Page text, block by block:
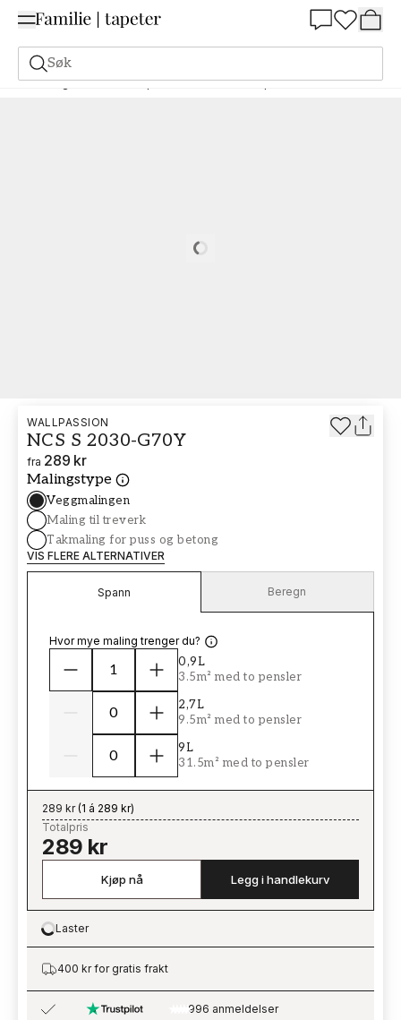
Søk
Maling Bestill basert på NCS Bestill basert på NCS 2030-G70Y
Loading…
WALLPASSION
NCS S 2030-G70Y
fra 289 kr
Malingstype
Veggmalingen
Maling til treverk
Takmaling for puss og betong
VIS FLERE ALTERNATIVER
Spann Beregn
Hvor mye maling trenger du?
0,9L
3.5m² med to pensler
2,7L
9.5m² med to pensler
9L
31.5m² med to pensler
289 kr(1 á 289 kr)
Totalpris
289 kr
Kjøp nå Legg i handlekurv
Loading…
Laster
400 kr for gratis frakt
996 anmeldelser